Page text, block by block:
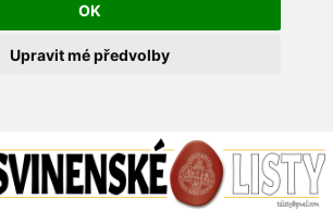
OK
Upravit mé předvolby